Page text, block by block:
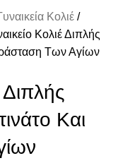
Κολιέ
Κολιέ Διπλής
Των Αγίων
Και